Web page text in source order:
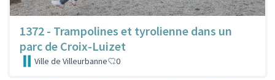
1372 - Trampolines et tyrolienne dans un
parc de Croix-Luizet
Ville de Villeurbanne 0